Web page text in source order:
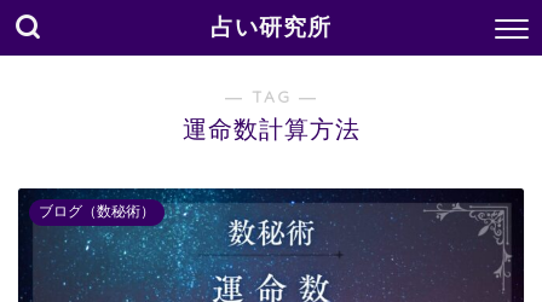
占い研究所
― TAG ―
運命数計算方法
ブログ（数秘術）